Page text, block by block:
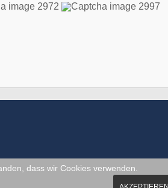
dass wir Cookies verwenden.